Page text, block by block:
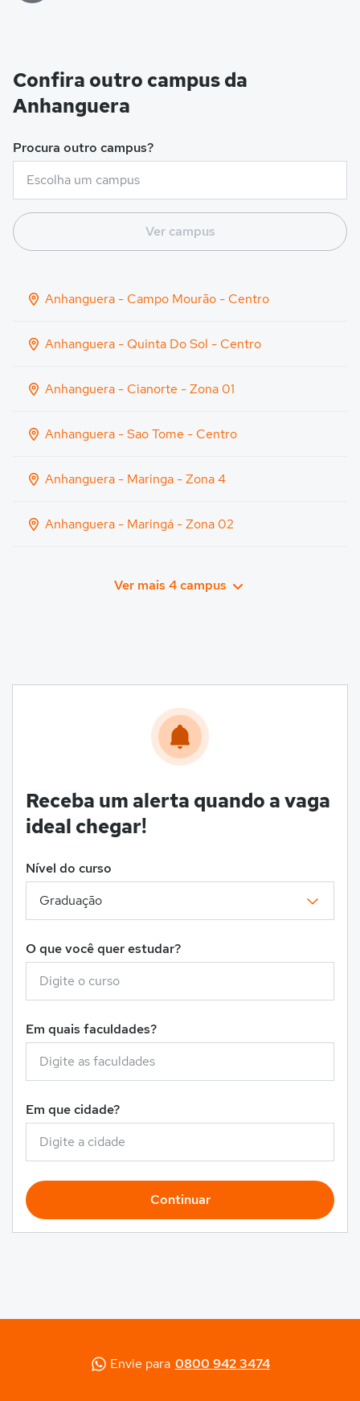
Confira outro campus da
Anhanguera
Procura outro campus?
Ver campus
Anhanguera - Campo Mourão - Centro
Anhanguera - Quinta Do Sol - Centro
Anhanguera - Cianorte - Zona 01
Anhanguera - Sao Tome - Centro
Anhanguera - Maringa - Zona 4
Anhanguera - Maringá - Zona 02
Ver mais 4 campus
Receba um alerta quando a vaga
ideal chegar!
Nível do curso
O que você quer estudar?
Em quais faculdades?
Em que cidade?
Continuar
Envie para 0800 942 3474